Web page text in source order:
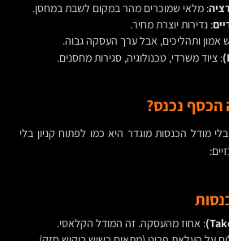
: מלאי שמוכרים מהר במקום לשבת במחסן.
: נדירות יוצרת מחיר.
אמון ותהליכים, אבל ערך העסקה גבוה.
: ציוד משרדי, טכנולוגיה, סגירות מחסנים.
הכסף נכנס?
מודל הכנסות מוגדר היא כמו לפתוח קניון בלי
: אחוז מהעסקה. זה המודל הקלאסי.